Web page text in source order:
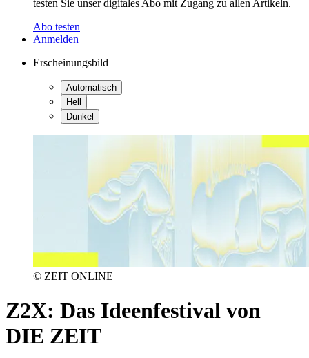
testen Sie unser digitales Abo mit Zugang zu allen Artikeln.
Abo testen
Anmelden
Erscheinungsbild
Automatisch
Hell
Dunkel
© ZEIT ONLINE
Z2X: Das Ideenfestival von
DIE ZEIT